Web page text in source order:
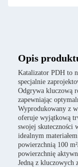
Opis
Katalizator PDH to
specjalnie
Odgrywa kluczową
zapewniając
Wyprodukowany z
oferuje wyjątkową
swojej skuteczności
idealnym
powierzchnią 100
powierzchnię
Jedną z kluczowych